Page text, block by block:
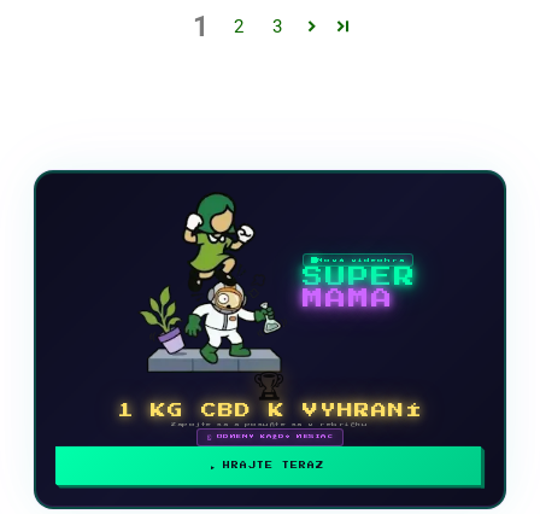
1 2 3
Nová videohra
SUPER
MAMA
🏆
1 KG CBD K VYHRANÍ
Zapojte sa a posuňte sa v rebríčku
🗓 ODMENY KAŽDÝ MESIAC
HRAJTE TERAZ